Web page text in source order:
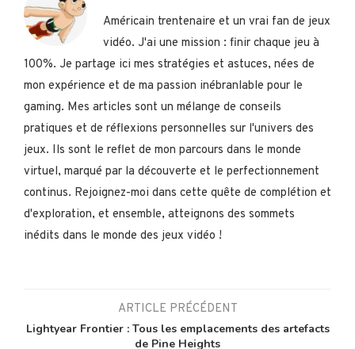
Américain trentenaire et un vrai fan de jeux
vidéo. J'ai une mission : finir chaque jeu à
100%. Je partage ici mes stratégies et astuces, nées de
mon expérience et de ma passion inébranlable pour le
gaming. Mes articles sont un mélange de conseils
pratiques et de réflexions personnelles sur l'univers des
jeux. Ils sont le reflet de mon parcours dans le monde
virtuel, marqué par la découverte et le perfectionnement
continus. Rejoignez-moi dans cette quête de complétion et
d'exploration, et ensemble, atteignons des sommets
inédits dans le monde des jeux vidéo !
ARTICLE PRÉCÉDENT
Lightyear Frontier : Tous les emplacements des artefacts
de Pine Heights